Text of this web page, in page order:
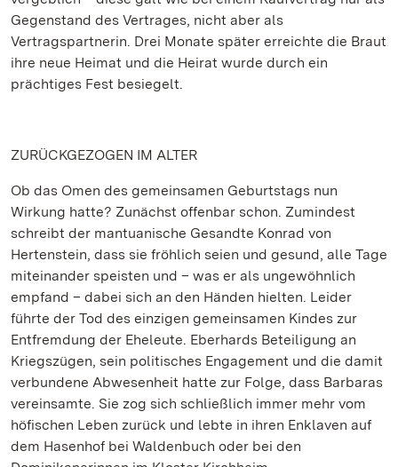
Gegenstand des Vertrages, nicht aber als
Vertragspartnerin. Drei Monate später erreichte die Braut
ihre neue Heimat und die Heirat wurde durch ein
prächtiges Fest besiegelt.
ZURÜCKGEZOGEN IM ALTER
Ob das Omen des gemeinsamen Geburtstags nun
Wirkung hatte? Zunächst offenbar schon. Zumindest
schreibt der mantuanische Gesandte Konrad von
Hertenstein, dass sie fröhlich seien und gesund, alle Tage
miteinander speisten und – was er als ungewöhnlich
empfand – dabei sich an den Händen hielten. Leider
führte der Tod des einzigen gemeinsamen Kindes zur
Entfremdung der Eheleute. Eberhards Beteiligung an
Kriegszügen, sein politisches Engagement und die damit
verbundene Abwesenheit hatte zur Folge, dass Barbaras
vereinsamte. Sie zog sich schließlich immer mehr vom
höfischen Leben zurück und lebte in ihren Enklaven auf
dem Hasenhof bei Waldenbuch oder bei den